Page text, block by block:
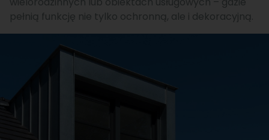
pełnią funkcję nie tylko ochronną, ale i dekoracyjną.